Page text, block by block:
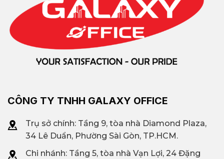
CÔNG TY TNHH GALAXY OFFICE
Trụ sở chính: Tầng 9, tòa nhà Diamond Plaza,
34 Lê Duẩn, Phường Sài Gòn, TP.HCM.
Chi nhánh: Tầng 5, tòa nhà Vạn Lợi, 24 Đặng